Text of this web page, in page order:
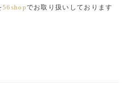
56shopでお取り扱いしております